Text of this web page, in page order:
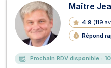
Maître
4.9 (119
Répond
Prochain RDV disponible :